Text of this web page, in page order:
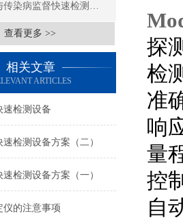
医疗执法与传染病监督快速检测设备
查看更多 >>
相关文章
ARTICLES
速检测设备
检测设备方案（二）
检测设备方案（一）
仪的注意事项
探
检
准
响
量
控
自